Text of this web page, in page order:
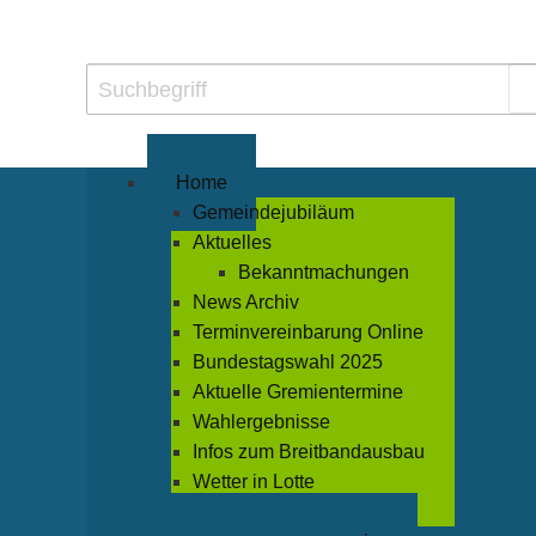
Home
Gemeindejubiläum
Aktuelles
Bekanntmachungen
News Archiv
Terminvereinbarung Online
Bundestagswahl 2025
Aktuelle Gremientermine
Wahlergebnisse
Infos zum Breitbandausbau
Wetter in Lotte